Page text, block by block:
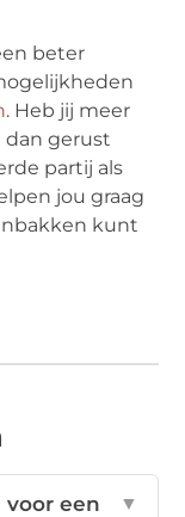
beter
. Heb jij meer
dan gerust
partij als
jou graag
kunt
voor een
▼